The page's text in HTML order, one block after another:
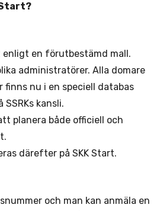
enligt en förutbestämd mall.
administratörer. Alla domare
nu i en speciell databas
kansli.
planera både officiell och
därefter på SKK Start.
och man kan anmäla en